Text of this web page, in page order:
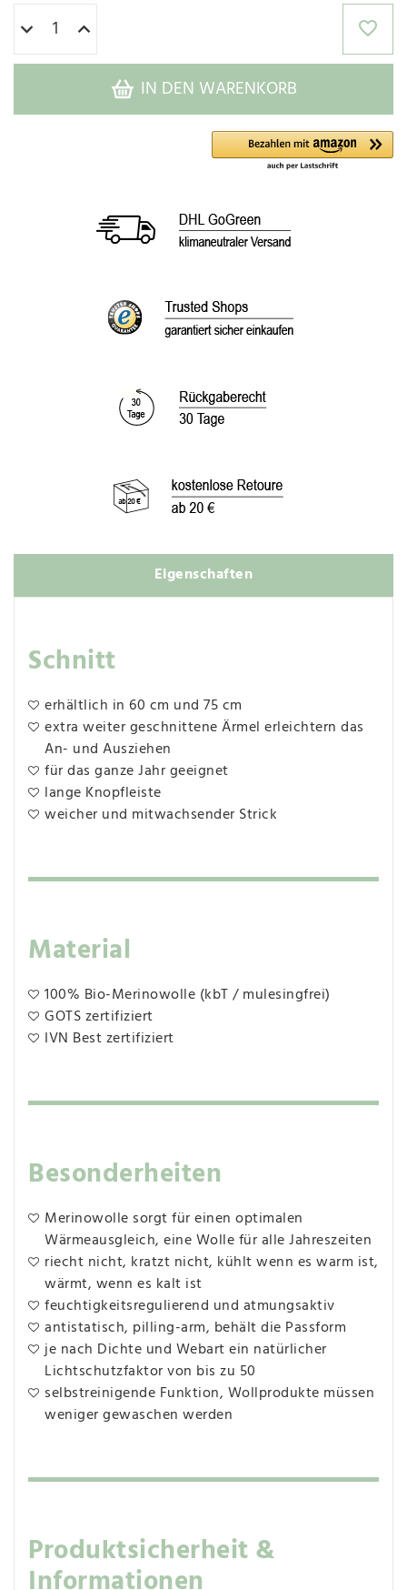
IN DEN WARENKORB
Eigenschaften
Schnitt
erhältlich in 60 cm und 75 cm
extra weiter geschnittene Ärmel erleichtern das
An- und Ausziehen
für das ganze Jahr geeignet
lange Knopfleiste
weicher und mitwachsender Strick
Material
100% Bio-Merinowolle (kbT / mulesingfrei)
GOTS zertifiziert
IVN Best zertifiziert
Besonderheiten
Merinowolle sorgt für einen optimalen
Wärmeausgleich, eine Wolle für alle Jahreszeiten
riecht nicht, kratzt nicht, kühlt wenn es warm ist,
wärmt, wenn es kalt ist
feuchtigkeitsregulierend und atmungsaktiv
antistatisch, pilling-arm, behält die Passform
je nach Dichte und Webart ein natürlicher
Lichtschutzfaktor von bis zu 50
selbstreinigende Funktion, Wollprodukte müssen
weniger gewaschen werden
Produktsicherheit &